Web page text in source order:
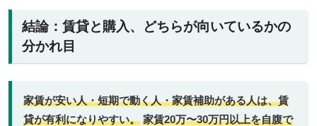
結論：賃貸と購入、どちらが向いているかの
分かれ目
家賃が安い人・短期で動く人・家賃補助がある人は、賃
貸が有利になりやすい。 家賃20万〜30万円以上を自腹で